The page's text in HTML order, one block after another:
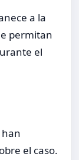
a la
permitan
el
el caso.